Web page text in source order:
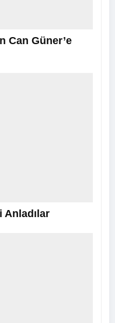
Can Güner’e
Anladılar